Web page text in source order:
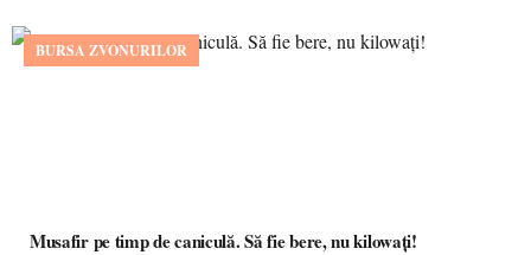
BURSA ZVONURILOR
Musafir pe timp de caniculă. Să fie bere, nu kilowați!